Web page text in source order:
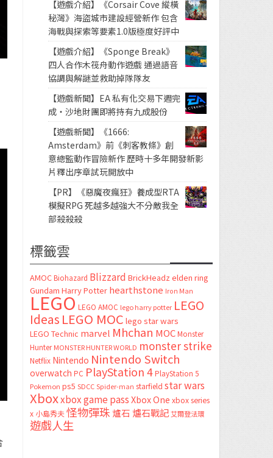
【遊戲介紹】《Corsair Cove 縱橫
秘灣》海盜城市建設經營新作 包含
海戰與探索等要素1.0版極度好評中
【遊戲介紹】《Sponge Break》
四人合作木筏舟動作遊戲 通過語音
協調與解謎並救助掉隊隊友
【遊戲新聞】EA 私有化交易下週完
成・沙地財團即將持有九成股份
【遊戲新聞】《1666:
Amsterdam》前《刺客教條》創
意總監動作冒險新作 歷時十多年開發新影
片釋出序章試玩開放中
【PR】《惡魔夜瘋狂》養成型RTA
模擬RPG 死越多越強大不分敵我全
部殺殺殺
標籤雲
AMOC Biohazard Blizzard BrickHeadz elden ring
Gundam Harry Potter hearthstone Iron Man
LEGO LEGO AMOC lego harry potter LEGO
Ideas LEGO MOC lego star wars
LEGO Technic marvel Mhchan MOC Monster
Hunter MONSTER HUNTER WORLD monster strike
Netflix Nintendo Nintendo Switch
overwatch PC PlayStation 4 PlayStation 5
Pokemon ps5 SDCC Spider-man starfield star wars
Xboxxbox game passXbox One xbox series
x 小島秀夫怪物彈珠 爐石 爐石戰記艾爾登法環
遊戲人生